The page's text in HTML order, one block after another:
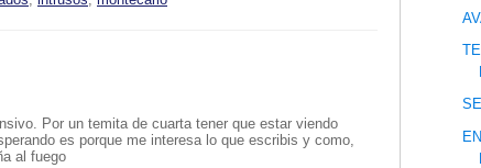
Por un temita de cuarta tener que estar viendo
es porque me interesa lo que escribis y como,
al fuego